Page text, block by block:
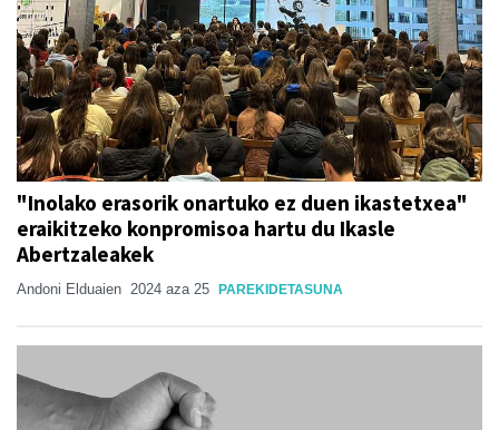
"Inolako erasorik onartuko ez duen ikastetxea"
eraikitzeko konpromisoa hartu du Ikasle
Abertzaleakek
Andoni Elduaien 2024 aza 25 PAREKIDETASUNA